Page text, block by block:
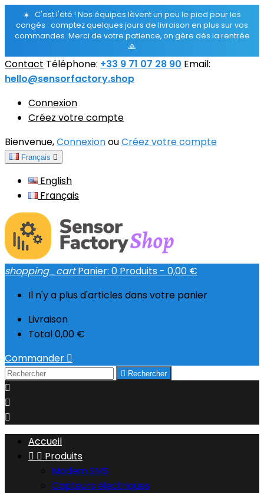
☀️ C'est l'été ! Nos équipes lèvent un peu le pied pour les
congés : comptez quelques jours de livraison en plus sur vos
commandes. Merci de votre patience, on gère dès la rentrée
🙏
Contact Téléphone: +33 9 71 07 28 90 Email:
hello@sensorfactory.shop
Connexion
Créez votre compte
Bienvenue,ConnexionouCréez votre compte
Français 
English
Français
shopping_cart Panier: 0 Produits - 0,00 €
Il n'y a plus d'articles dans votre panier
Livraison
Total0,00 €
Commander 
 Rechercher



Accueil
  Produits
Modem SMS
Capteurs électriques